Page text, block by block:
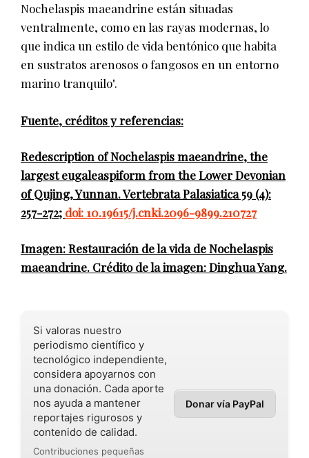
Nochelaspis maeandrine están situadas
ventralmente, como en las rayas modernas, lo
que indica un estilo de vida bentónico que habita
en sustratos arenosos o fangosos en un entorno
marino tranquilo".
Fuente, créditos y referencias:
Redescription of Nochelaspis maeandrine, the
largest eugaleaspiform from the Lower Devonian
of Qujing, Yunnan. Vertebrata Palasiatica 59 (4):
257-272; doi: 10.19615/j.cnki.2096-9899.210727
Imagen: Restauración de la vida de Nochelaspis
maeandrine. Crédito de la imagen: Dinghua Yang.
Si valoras nuestro
periodismo científico y
tecnológico independiente,
considera apoyarnos con
una donación. Cada aporte
nos ayuda a mantener
reportajes rigurosos y
contenido de calidad.
Contribuciones pequeñas
Donar vía PayPal